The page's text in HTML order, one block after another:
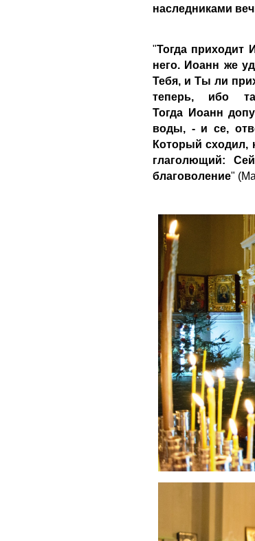
наследниками
"Тогда приходит
него. Иоанн же
Тебя, и Ты ли
теперь, ибо
Тогда Иоанн
воды, - и се,
Который сходил,
глаголющий:
благоволение"